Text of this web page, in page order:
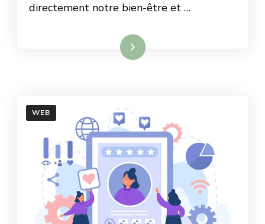
directement notre bien-être et …
Lire la suite
WEB